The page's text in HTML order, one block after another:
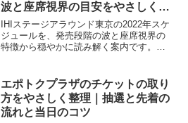
波と座席視界の目安をやさしく整
理
IHIステージアラウンド東京の2022年スケ
ジュールを、発売段階の波と座席視界の
特徴から穏やかに読み解く案内です。更
トをまとめました。
エポトクプラザのチケットの取り
方をやさしく整理｜抽選と先着の
流れと当日のコツ